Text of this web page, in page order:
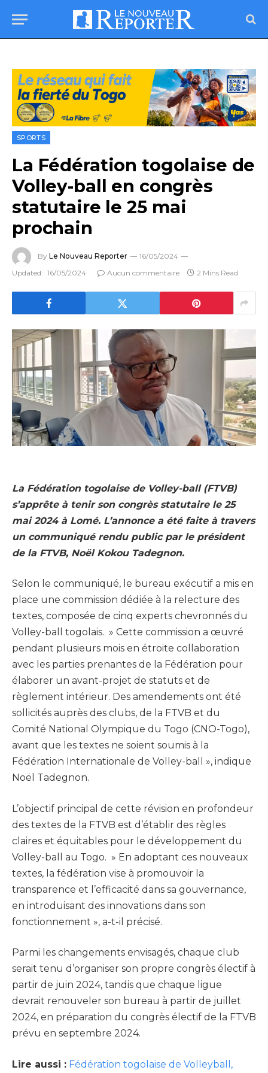
SPORTS
La Fédération togolaise de
Volley-ball en congrès
statutaire le 25 mai
prochain
By Le Nouveau Reporter
16/05/2024
Updated: 16/05/2024 Aucun commentaire 2 Mins Read
La Fédération togolaise de Volley-ball (FTVB)
s’apprête à tenir son congrès statutaire le 25
mai 2024 à Lomé. L’annonce a été faite à travers
un communiqué rendu public par le président
de la FTVB, Noël Kokou Tadegnon.
Selon le communiqué, le bureau exécutif a mis en
place une commission dédiée à la relecture des
textes, composée de cinq experts chevronnés du
Volley-ball togolais. » Cette commission a œuvré
pendant plusieurs mois en étroite collaboration
avec les parties prenantes de la Fédération pour
élaborer un avant-projet de statuts et de
règlement intérieur. Des amendements ont été
sollicités auprès des clubs, de la FTVB et du
Comité National Olympique du Togo (CNO-Togo),
avant que les textes ne soient soumis à la
Fédération Internationale de Volley-ball », indique
Noël Tadegnon.
L’objectif principal de cette révision en profondeur
des textes de la FTVB est d’établir des règles
claires et équitables pour le développement du
Volley-ball au Togo. » En adoptant ces nouveaux
textes, la fédération vise à promouvoir la
transparence et l’efficacité dans sa gouvernance,
en introduisant des innovations dans son
fonctionnement », a-t-il précisé.
Parmi les changements envisagés, chaque club
serait tenu d’organiser son propre congrès électif à
partir de juin 2024, tandis que chaque ligue
devrait renouveler son bureau à partir de juillet
2024, en préparation du congrès électif de la FTVB
prévu en septembre 2024.
Lire aussi : Fédération togolaise de Volleyball,